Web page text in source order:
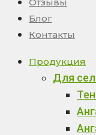
Блог
Контакты
Продукция
Для